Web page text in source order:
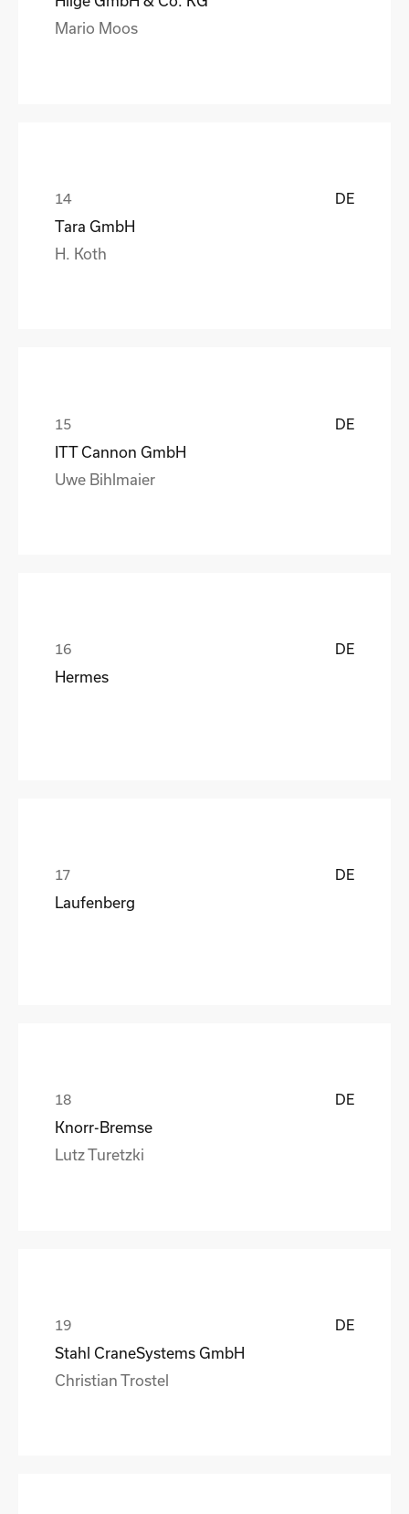
Mario Moos
DE
Tara GmbH
H. Koth
DE
ITT Cannon GmbH
Uwe Bihlmaier
DE
Hermes
DE
Laufenberg
DE
Knorr-Bremse
Lutz Turetzki
DE
Stahl CraneSystems GmbH
Christian Trostel